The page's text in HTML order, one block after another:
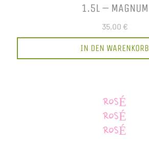
1.5L – MAGNUM
35,00 €
IN DEN WARENKORB
ROSÉ
ROSÉ
ROSÉ